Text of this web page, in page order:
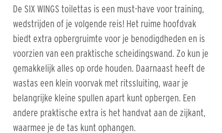
De SIX WINGS toilettas is een must-have voor training,
wedstrijden of je volgende reis! Het ruime hoofdvak
biedt extra opbergruimte voor je benodigdheden en is
voorzien van een praktische scheidingswand. Zo kun je
gemakkelijk alles op orde houden. Daarnaast heeft de
wastas een klein voorvak met ritssluiting, waar je
belangrijke kleine spullen apart kunt opbergen. Een
andere praktische extra is het handvat aan de zijkant,
waarmee je de tas kunt ophangen.